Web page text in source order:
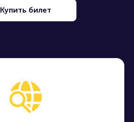
Купить билет